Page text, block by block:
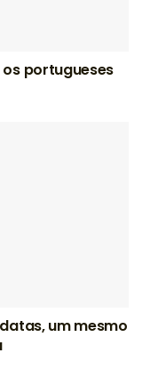
portugueses
um mesmo